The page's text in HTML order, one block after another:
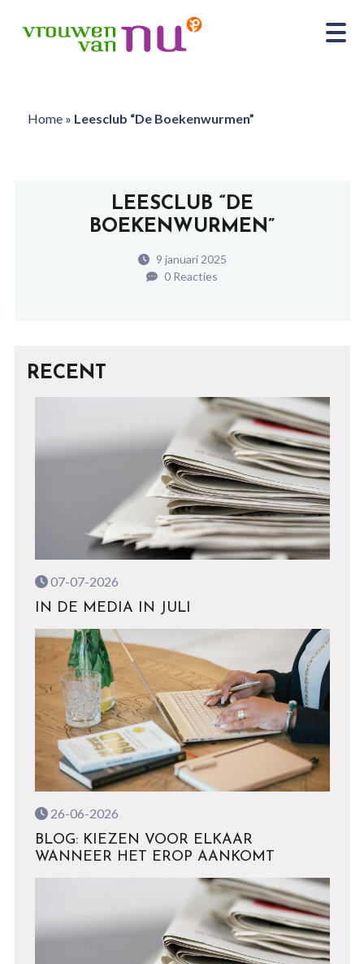
Home» Leesclub “De Boekenwurmen”
LEESCLUB “DE
BOEKENWURMEN”
9 januari 2025
0 Reacties
RECENT
07-07-2026
IN DE MEDIA IN JULI
26-06-2026
BLOG: KIEZEN VOOR ELKAAR
WANNEER HET EROP AANKOMT